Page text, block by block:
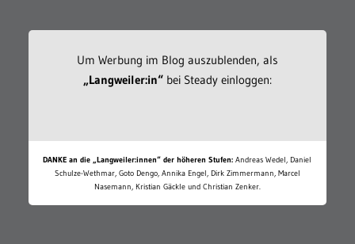
Um Werbung im Blog auszublenden, als
„Langweiler:in“bei Steady einloggen:
DANKE an die „Langweiler:innen“ der höheren Stufen: Andreas Wedel, Daniel
Schulze-Wethmar, Goto Dengo, Annika Engel, Dirk Zimmermann, Marcel
Nasemann, Kristian Gäckle und Christian Zenker.